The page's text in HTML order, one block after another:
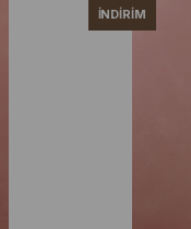
İNDIRIM